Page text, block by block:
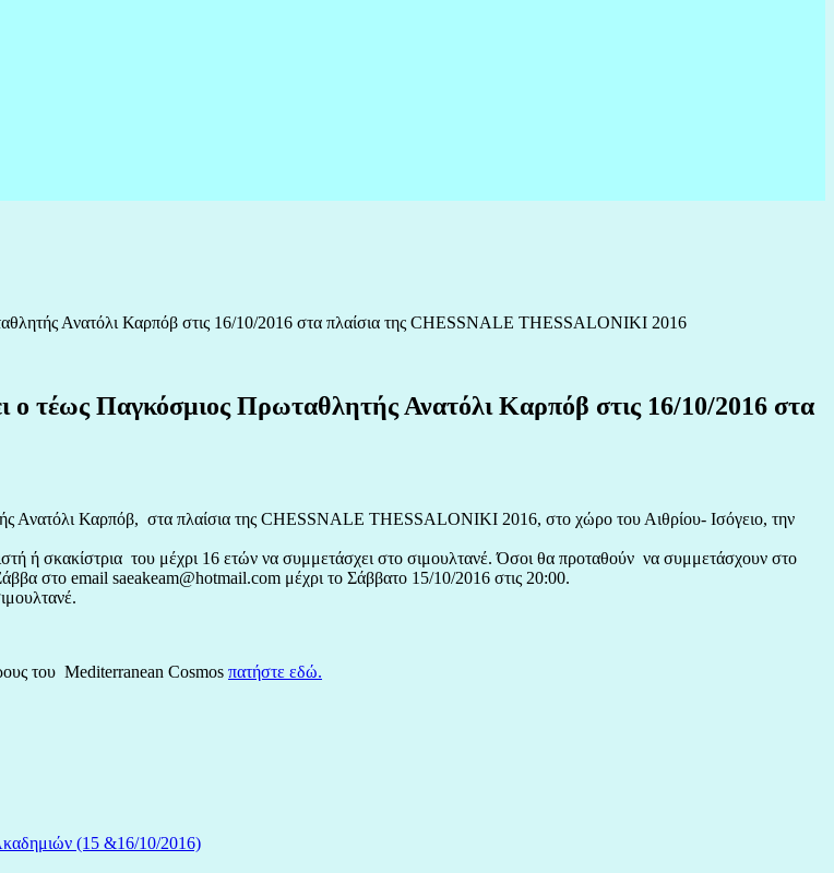
Ανατόλι Καρπόβ στις 16/10/2016 στα πλαίσια της CHESSNALE THESSALONIKI 2016
τέως Παγκόσμιος Πρωταθλητής Ανατόλι Καρπόβ στις 16/10/2016 στα
Ανατόλι Καρπόβ, στα πλαίσια της CHESSNALE THESSALONIKI 2016, στο χώρο του Αιθρίου- Ισόγειο, την
ή σκακίστρια του μέχρι 16 ετών να συμμετάσχει στο σιμουλτανέ. Όσοι θα προταθούν να συμμετάσχουν στο
στο email saeakeam@hotmail.com μέχρι το Σάββατο 15/10/2016 στις 20:00.
του Mediterranean Cosmos πατήστε εδώ.
(15 &16/10/2016)